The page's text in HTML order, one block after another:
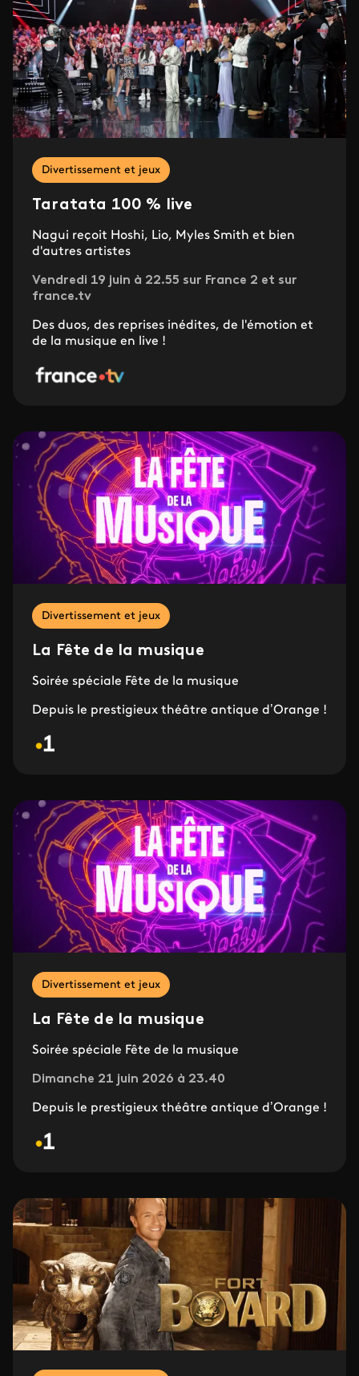
Divertissement et jeux
Taratata 100 % live
Nagui reçoit Hoshi, Lio, Myles Smith et bien
d'autres artistes
Vendredi 19 juin à 22.55 sur France 2 et sur
france.tv
Des duos, des reprises inédites, de l'émotion et
de la musique en live !
Divertissement et jeux
La Fête de la musique
Soirée spéciale Fête de la musique
Depuis le prestigieux théâtre antique d’Orange !
Divertissement et jeux
La Fête de la musique
Soirée spéciale Fête de la musique
Dimanche 21 juin 2026 à 23.40
Depuis le prestigieux théâtre antique d’Orange !